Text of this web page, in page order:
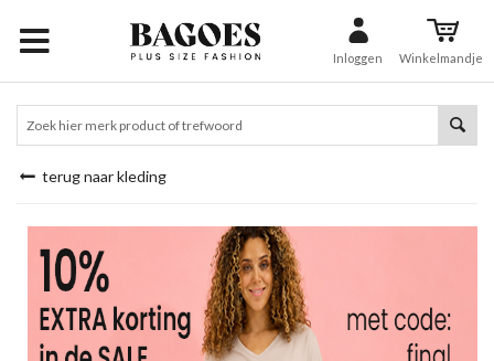
Inloggen Winkelmandje
terug naar kleding